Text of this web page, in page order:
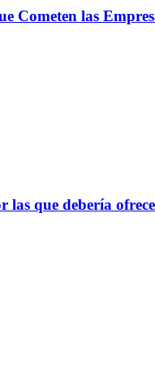
Cometen las
las que debería